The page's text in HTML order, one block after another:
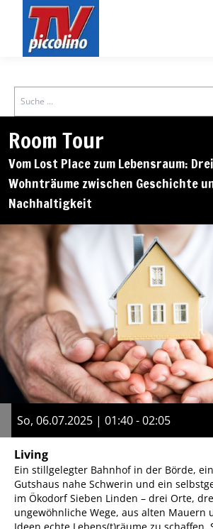
Search
Room Tour
Vom Lost Place zum Lebensraum: Drei
Wohnträume zwischen Geschichte
Nachhaltigkeit
So, 06.07.2025 | 01:40 - 02:05
Living
Ein stillgelegter Bahnhof in der Börde,
Gutshaus nahe Schwerin und ein
im Ökodorf Sieben Linden – drei Orte,
ungewöhnliche Wege, aus alten Mauern